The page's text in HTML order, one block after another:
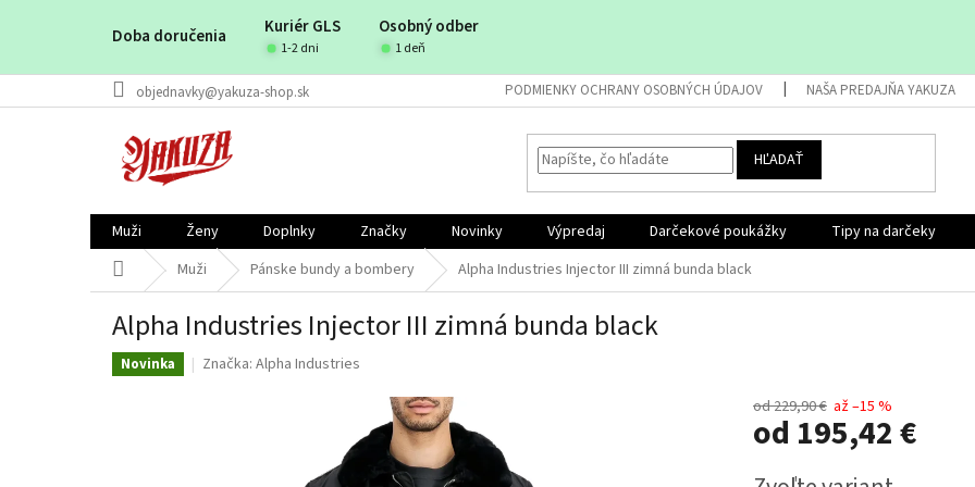
Doba doručenia Kuriér GLS Osobný odber
1-2 dni 1 deň
objednavky@yakuza-shop.sk PODMIENKY OCHRANY OSOBNÝCH ÚDAJOV NAŠA PREDAJŇA YAKUZA
HĽADAŤ
Muži Ženy Doplnky Značky Novinky Výpredaj Darčekové poukážky Tipy na darčeky
DomovMuži Pánske bundy a bombery Alpha Industries Injector III zimná bunda black
Alpha Industries Injector III zimná bunda black
Novinka Značka: Alpha Industries
od 229,90 € až –15 %
od 195,42 €